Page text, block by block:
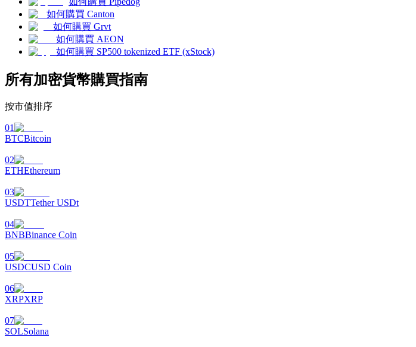
機槍池
如何購買 Canton
如何購買 Grvt
如何購買 AEON
如何購買 SP500 tokenized ETF (xStock)
所有加密貨幣購買指南
按市值排序
01
BTCBitcoin
02
ETHEthereum
03
USDTTether USDt
04
BNBBinance Coin
05
USDCUSD Coin
06
XRPXRP
07
SOLSolana